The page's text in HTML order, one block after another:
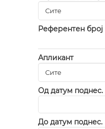
Референтен број
Апликант
Од датум поднес.
До датум поднес.